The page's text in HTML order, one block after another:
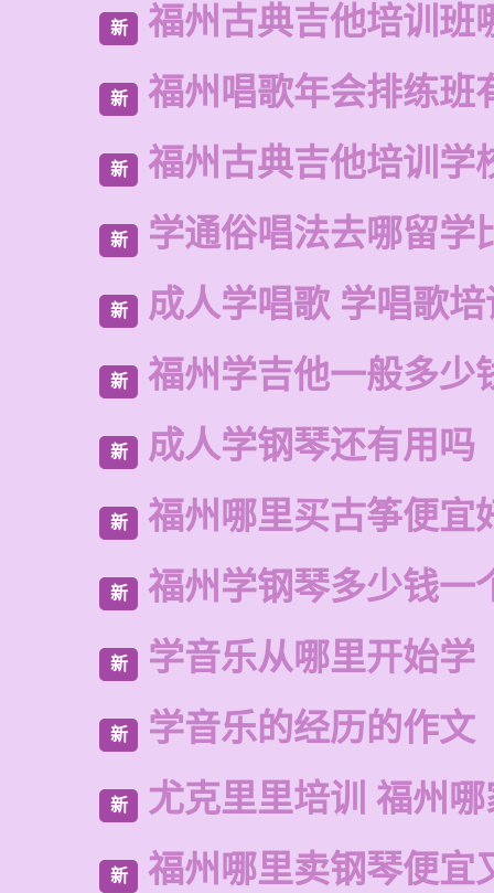
新 福州古典吉他培训班
新 福州唱歌年会排练班
新 福州古典吉他培训学
新 学通俗唱法去哪留学
新 成人学唱歌 学唱歌培
新 福州学吉他一般多少
新 成人学钢琴还有用吗
新 福州哪里买古筝便宜
新 福州学钢琴多少钱一
新 学音乐从哪里开始学
新 学音乐的经历的作文
新 尤克里里培训 福州
新 福州哪里卖钢琴便宜